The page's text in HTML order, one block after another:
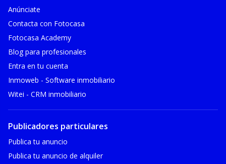
Anúnciate
Contacta con Fotocasa
Fotocasa Academy
Blog para profesionales
Entra en tu cuenta
Inmoweb - Software inmobiliario
Witei - CRM inmobiliario
Publicadores particulares
Publica tu anuncio
Publica tu anuncio de alquiler